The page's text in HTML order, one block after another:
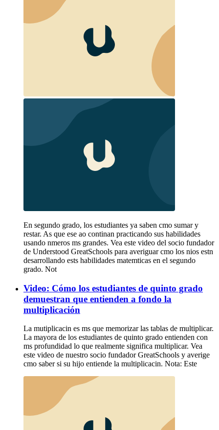
En segundo grado, los estudiantes ya saben cmo sumar y
restar. As que ese ao continan practicando sus habilidades
usando nmeros ms grandes. Vea este video del socio fundador
de Understood GreatSchools para averiguar cmo los nios estn
desarrollando ests habilidades matemticas en el segundo
grado. Not
Video: Cómo los estudiantes de quinto grado
demuestran que entienden a fondo la
multiplicación
La mutiplicacin es ms que memorizar las tablas de multiplicar.
La mayora de los estudiantes de quinto grado entienden con
ms profundidad lo que realmente significa multiplicar. Vea
este video de nuestro socio fundador GreatSchools y averige
cmo saber si su hijo entiende la multiplicacin. Nota: Este